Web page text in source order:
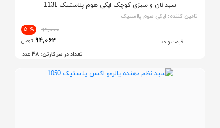
سبد نان و سبزی کوچک ایکی هوم پلاستیک 1131
تامین کننده: ایکی هوم پلاستیک
قیمت واحد
99,000
% 5
94,063 تومان
تعداد در هر کارتن: 48 عدد